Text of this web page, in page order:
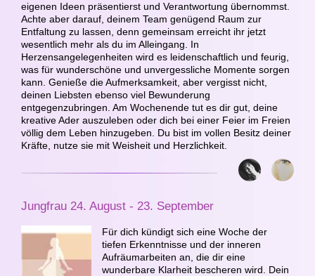
eigenen Ideen präsentierst und Verantwortung übernommst.
Achte aber darauf, deinem Team genügend Raum zur
Entfaltung zu lassen, denn gemeinsam erreicht ihr jetzt
wesentlich mehr als du im Alleingang. In
Herzensangelegenheiten wird es leidenschaftlich und feurig,
was für wunderschöne und unvergessliche Momente sorgen
kann. Genieße die Aufmerksamkeit, aber vergisst nicht,
deinen Liebsten ebenso viel Bewunderung
entgegenzubringen. Am Wochenende tut es dir gut, deine
kreative Ader auszuleben oder dich bei einer Feier im Freien
völlig dem Leben hinzugeben. Du bist im vollen Besitz deiner
Kräfte, nutze sie mit Weisheit und Herzlichkeit.
Jungfrau 24. August - 23. September
Für dich kündigt sich eine Woche der
tiefen Erkenntnisse und der inneren
Aufräumarbeiten an, die dir eine
wunderbare Klarheit bescheren wird. Dein